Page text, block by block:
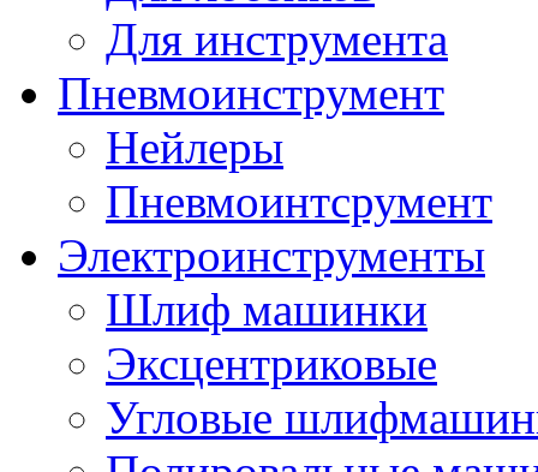
Для инструмента
Пневмоинструмент
Нейлеры
Пневмоинтсрумент
Электроинструменты
Шлиф машинки
Эксцентриковые
Угловые